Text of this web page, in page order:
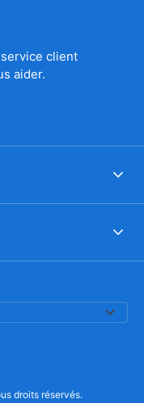
client
aider.
droits réservés.